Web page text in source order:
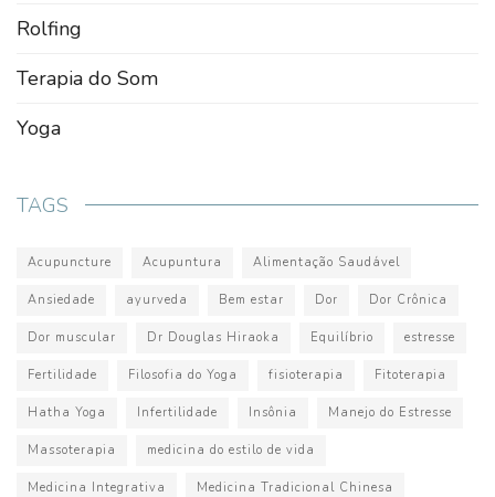
Rolfing
Terapia do Som
Yoga
TAGS
Acupuncture Acupuntura Alimentação Saudável
Ansiedade ayurveda Bem estar Dor Dor Crônica
Dor muscular Dr Douglas Hiraoka Equilíbrio estresse
Fertilidade Filosofia do Yoga fisioterapia Fitoterapia
Hatha Yoga Infertilidade Insônia Manejo do Estresse
Massoterapia medicina do estilo de vida
Medicina Integrativa Medicina Tradicional Chinesa